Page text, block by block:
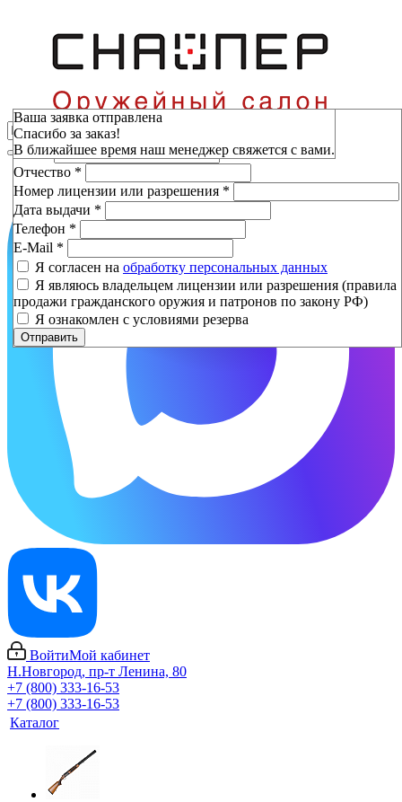
ВойтиМой кабинет
Н.Новгород, пр-т Ленина, 80
+7 (800) 333-16-53
+7 (800) 333-16-53
Каталог
Зарезервировать
Фамилия*
Имя*
Отчество *
Номер лицензии или разрешения *
Дата выдачи *
Телефон *
E-Mail *
Я согласен на обработку персональных данных
Я являюсь владельцем лицензии или разрешения (правила
продажи гражданского оружия и патронов по закону РФ)
Я ознакомлен с условиями резерва
Отправить
Ваша заявка отправлена
Спасибо за заказ!
В ближайшее время наш менеджер свяжется с вами.